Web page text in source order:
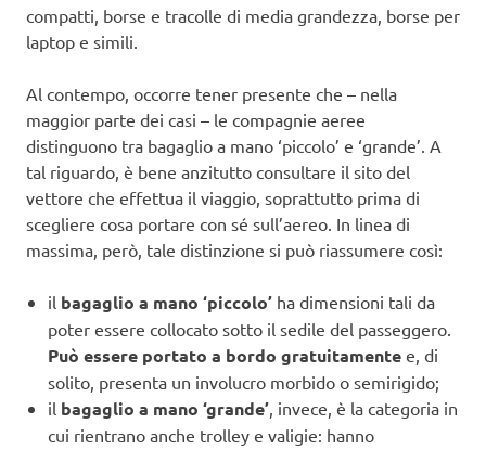
compatti, borse e tracolle di media grandezza, borse per
laptop e simili.
Al contempo, occorre tener presente che – nella
maggior parte dei casi – le compagnie aeree
distinguono tra bagaglio a mano ‘piccolo’ e ‘grande’. A
tal riguardo, è bene anzitutto consultare il sito del
vettore che effettua il viaggio, soprattutto prima di
scegliere cosa portare con sé sull’aereo. In linea di
massima, però, tale distinzione si può riassumere così:
il bagaglio a mano ‘piccolo’ ha dimensioni tali da
poter essere collocato sotto il sedile del passeggero.
Può essere portato a bordo gratuitamente e, di
solito, presenta un involucro morbido o semirigido;
il bagaglio a mano ‘grande’ , invece, è la categoria in
cui rientrano anche trolley e valigie: hanno